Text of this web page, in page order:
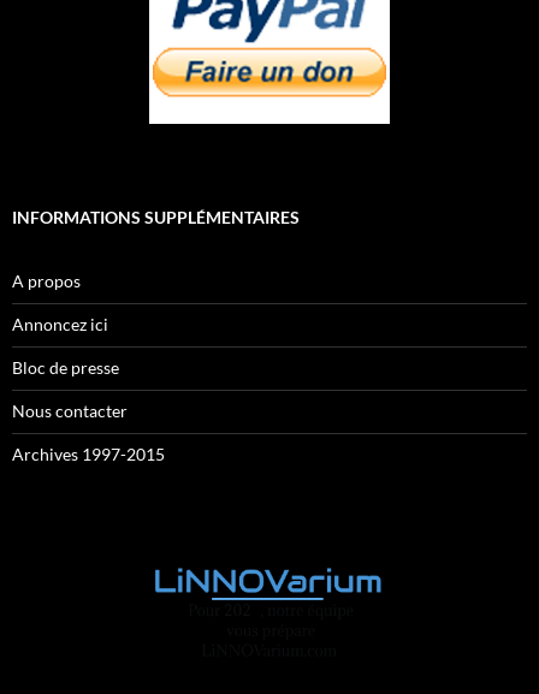
INFORMATIONS SUPPLÉMENTAIRES
A propos
Annoncez ici
Bloc de presse
Nous contacter
Archives 1997-2015